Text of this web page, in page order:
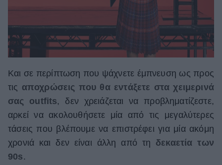
Και σε περίπτωση που ψάχνετε έμπνευση ως προς
τις αποχρώσεις που θα εντάξετε στα χειμερινά
σας outfits, δεν χρειάζεται να προβληματίζεστε,
αρκεί να ακολουθήσετε μία από τις μεγαλύτερες
τάσεις που βλέπουμε να επιστρέφει για μία ακόμη
χρονιά και δεν είναι άλλη από τη δεκαετία των
90s .